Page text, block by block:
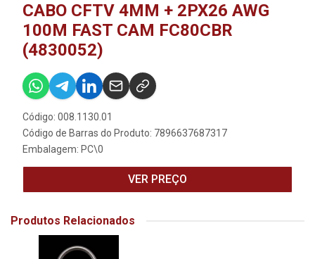
CABO CFTV 4MM + 2PX26 AWG
100M FAST CAM FC80CBR
(4830052)
Código: 008.1130.01
Código de Barras do Produto: 7896637687317
Embalagem: PC\0
VER PREÇO
Produtos Relacionados